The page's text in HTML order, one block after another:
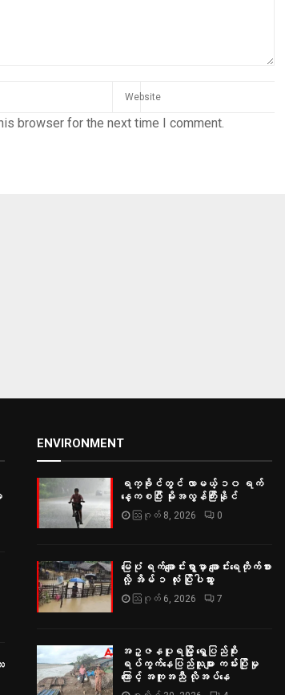
browser for the next time I comment.
ENVIRONMENT
ရက္ခိုင်တွင် လာမယ့် ၁၀ ရက်
နေ့ကစပြီး မိုးအလွန်ကြီးနိုင်
ဩဂုတ် 8, 2026 0
မြေပုံ ရက်ချောင်းရွာမှာ ချောင်းရေတိုက်စား
လို့ အိမ် ၁ လုံး ပြိုပါသွား
ဩဂုတ် 6, 2026 7
အဥ္ဇနပူရမြို့ ရွှေပြည်စိုး
ရပ်ကွက်နေပြည်သူများ ကမ်းပြိုမှု
ကြောင့် အကူအညီ လိုအပ်နေ